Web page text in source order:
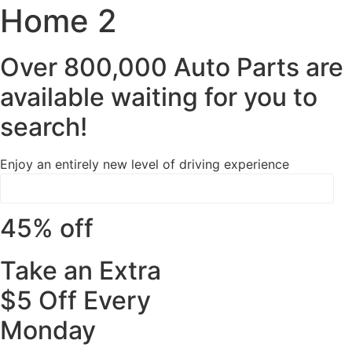
Home 2
Over 800,000 Auto Parts are
available waiting for you to
search!
Enjoy an entirely new level of driving experience
45% off
Take an Extra
$5 Off Every
Monday